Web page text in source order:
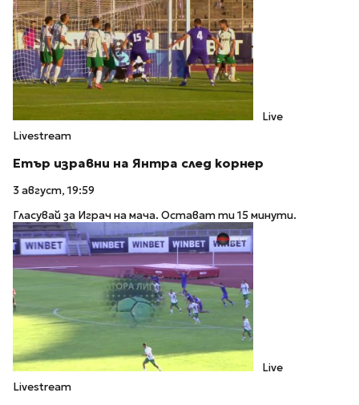
Live
Livestream
Етър изравни на Янтра след корнер
3 август, 19:59
Гласувай за Играч на мача. Остават ти 15 минути.
Live
Livestream